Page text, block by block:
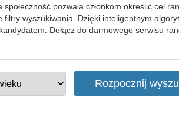
pozwala członkom określić cel
wyszukiwania. Dzięki inteligentnym
Dołącz do darmowego serwisu